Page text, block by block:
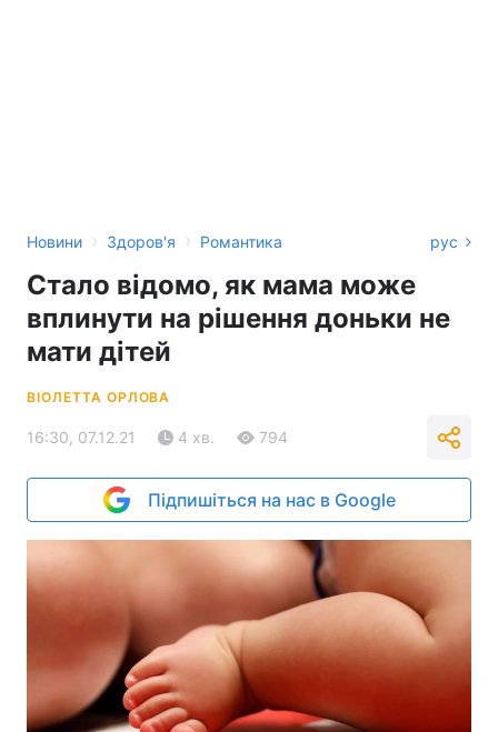
Новини › Здоров'я › Романтика рус
Стало відомо, як мама може
вплинути на рішення доньки не
мати дітей
ВІОЛЕТТА ОРЛОВА
16:30, 07.12.21 4 хв. 794
Підпишіться на нас в Google